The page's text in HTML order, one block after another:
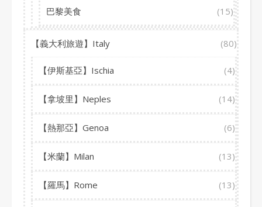
巴黎美食 (15)
【義大利旅遊】Italy (80)
【伊斯基亞】Ischia (4)
【拿坡里】Neples (14)
【熱那亞】Genoa (6)
【米蘭】Milan (13)
【羅馬】Rome (13)